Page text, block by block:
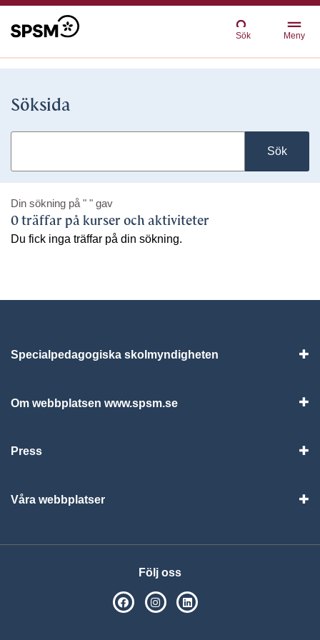
Sök Meny
Söksida
Sök
Din sökning på " " gav
0 träffar på kurser och aktiviteter
Du fick inga träffar på din sökning.
Specialpedagogiska skolmyndigheten
Om webbplatsen www.spsm.se
Press
Våra webbplatser
Följ oss
SPSM på Facebook
SPSM på Instagram